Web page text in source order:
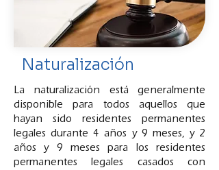
Naturalización
La naturalización está generalmente
disponible para todos aquellos que
hayan sido residentes permanentes
legales durante 4 años y 9 meses, y 2
años y 9 meses para los residentes
permanentes legales casados con